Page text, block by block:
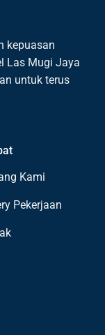
kepuasan
Las Mugi Jaya
untuk terus
Kami
Pekerjaan